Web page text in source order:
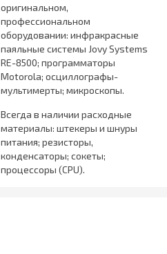
оригинальном,
профессиональном
оборудовании: инфракрасные
паяльные системы Jovy Systems
RE-8500; программаторы
Motorola; осциллографы-
мультимерты; микроскопы.
Всегда в наличии расходные
материалы: штекеры и шнуры
питания; резисторы,
конденсаторы; сокеты;
процессоры (CPU).